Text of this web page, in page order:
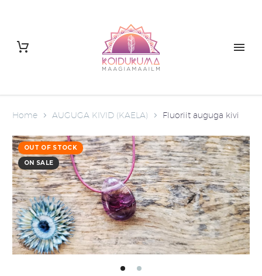
Home AUGUGA KIVID (KAELA) Fluoriit auguga kivi
OUT OF STOCK
ON SALE